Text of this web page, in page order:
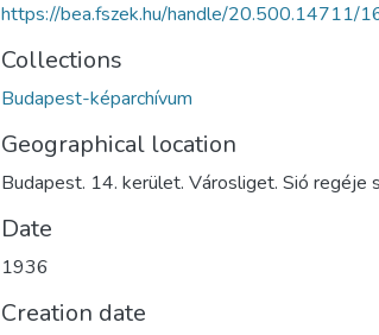
https://bea.fszek.hu/handle/20.500.14711/
Collections
Budapest-képarchívum
Geographical location
Budapest. 14. kerület. Városliget. Sió regéje
Date
1936
Creation date